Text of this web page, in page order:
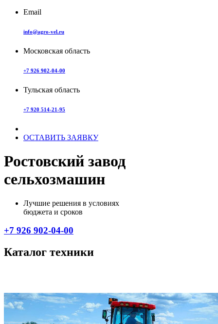
Email
info@agro-vel.ru
Московская область
+7 926 902-04-00
Тульская область
+7 920 514-21-95
ОСТАВИТЬ ЗАЯВКУ
Ростовский завод
сельхозмашин
Лучшие решения в условиях
бюджета и сроков
+7 926 902-04-00
Каталог техники